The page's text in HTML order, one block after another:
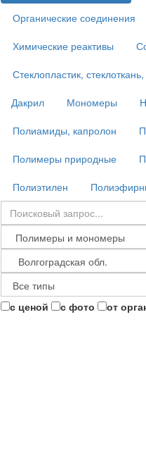
Органические соединения
Химические реактивы
Стеклопластик,
Дакрил
Мономеры
Полиамиды, капролон
Полимеры природные
Полиэтилен
с ценой с фото от